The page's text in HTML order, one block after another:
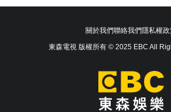
關於我們聯絡我們隱私權
東森電視 版權所有 © 2025 EBC All